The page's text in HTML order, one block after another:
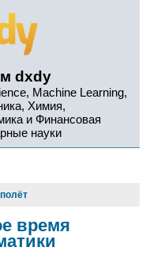
dxdy
Machine Learning,
Химия,
и Финансовая
науки
время